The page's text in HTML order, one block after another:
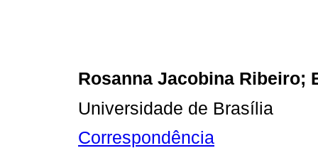
Rosanna Jacobina Ribeiro;
Universidade de Brasília
Correspondência